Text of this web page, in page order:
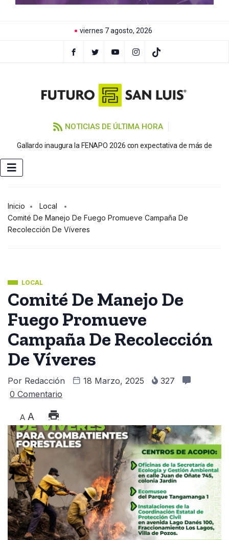
viernes 7 agosto, 2026
NOTICIAS DE ÚLTIMA HORA
Gallardo inaugura la FENAPO 2026 con expectativa de más de
Inicio
Local
Comité De Manejo De Fuego Promueve Campaña De
Recolección De Víveres
LOCAL
Comité De Manejo De
Fuego Promueve
Campaña De Recolección
De Víveres
Por Redacción 18 Marzo, 2025
327
0 Comentario
A A